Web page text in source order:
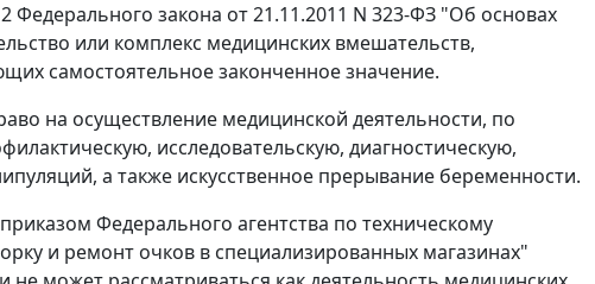
Федерального закона от 21.11.2011 N 323-ФЗ "Об основах
или комплекс медицинских вмешательств,
самостоятельное законченное значение.
на осуществление медицинской деятельности, по
исследовательскую, диагностическую,
а также искусственное прерывание беременности.
Федерального агентства по техническому
и ремонт очков в специализированных магазинах"